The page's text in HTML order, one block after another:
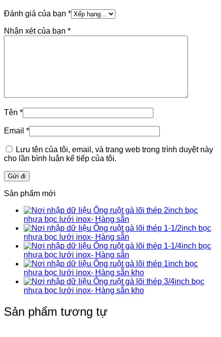
Đánh giá của bạn *
Nhận xét của bạn *
Tên *
Email *
Lưu tên của tôi, email, và trang web trong trình duyệt này
cho lần bình luận kế tiếp của tôi.
Sản phẩm mới
Ống ruột gà lõi thép 2inch bọc
nhựa bọc lưới inox- Hàng sẵn
Ống ruột gà lõi thép 1-1/2inch bọc
nhựa bọc lưới inox- Hàng sẵn
Ống ruột gà lõi thép 1-1/4inch bọc
nhựa bọc lưới inox- Hàng sẵn
Ống ruột gà lõi thép 1inch bọc
nhựa bọc lưới inox- Hàng sẵn kho
Ống ruột gà lõi thép 3/4inch bọc
nhựa bọc lưới inox- Hàng sẵn kho
Sản phẩm tương tự